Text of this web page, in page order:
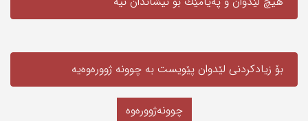
بۆ زیادکردنی لێدوان پێویست به‌ چوونە ژوورەوەیه‌
چوونەژوورەوە